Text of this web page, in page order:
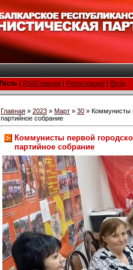
Гость RSSГлавная Регистрация Вход
Главная » 2023 » Март » 30 » Коммунисты
партийное собрание
Коммунисты первой
партийное собрание